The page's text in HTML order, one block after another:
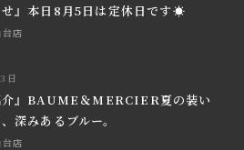
せ』本日8月5日は定休日です☀
店
日
介』BAUME＆MERCIER夏の装い
深みあるブルー。
店